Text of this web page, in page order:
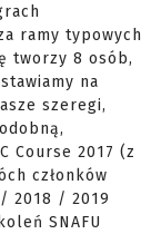
ramy typowych
tworzy 8 osób,
na
szeregi,
Course 2017 (z
członków
2018 / 2019
SNAFU